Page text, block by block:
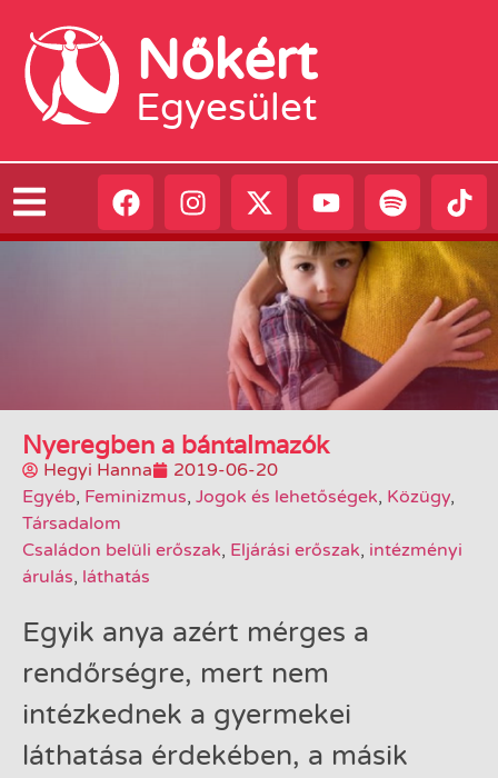
Nőkért
Egyesület
Nyeregben a bántalmazók
Hegyi Hanna
2019-06-20
Egyéb, Feminizmus, Jogok és lehetőségek, Közügy,
Társadalom
Családon belüli erőszak, Eljárási erőszak, intézményi
árulás, láthatás
Egyik anya azért mérges a
rendőrségre, mert nem
intézkednek a gyermekei
láthatása érdekében, a másik